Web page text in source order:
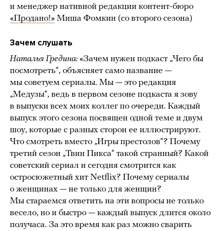
и менеджер нативной редакции контент-бюро
«Продано!» Миша Фомкин (со второго сезона)
Зачем слушать
Наталья Гредина: «Зачем нужен подкаст „Чего бы
посмотреть“, объясняет само название —
мы советуем сериалы. Мы — это редакция
„Медузы“, ведь в первом сезоне подкаста я зову
в выпуски всех моих коллег по очереди. Каждый
выпуск этого сезона посвящен одной теме и двум
шоу, которые с разных сторон ее иллюстрируют.
Что смотреть вместо „Игры престолов“? Почему
третий сезон „Твин Пикса“ такой странный? Какой
советский сериал и сегодня смотрится как
остросюжетный хит Netflix? Почему сериалы
о женщинах — не только для женщин?
Мы стараемся ответить на эти вопросы не только
весело, но и быстро — каждый выпуск длится около
получаса. За это время как раз можно сварить